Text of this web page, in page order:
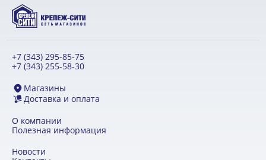
+7 (343) 295-85-75
+7 (343) 255-58-30
Магазины
Доставка и оплата
О компании
Полезная информация
Новости